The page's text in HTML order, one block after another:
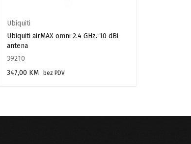
Ubiquiti
Ubiquiti airMAX omni 2.4 GHz. 10 dBi
antena
39210
347,00 KM
bez PDV